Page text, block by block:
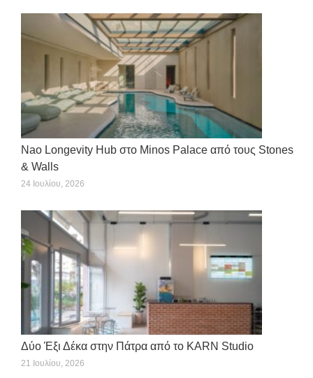
Nao Longevity Hub στο Minos Palace από τους Stones
& Walls
24 Ιουλίου, 2026
Δύο Έξι Δέκα στην Πάτρα από το KARN Studio
21 Ιουλίου, 2026